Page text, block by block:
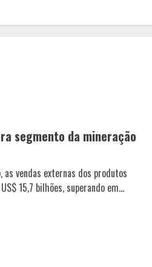
segmento da mineração
as vendas externas dos produtos
15,7 bilhões, superando em...